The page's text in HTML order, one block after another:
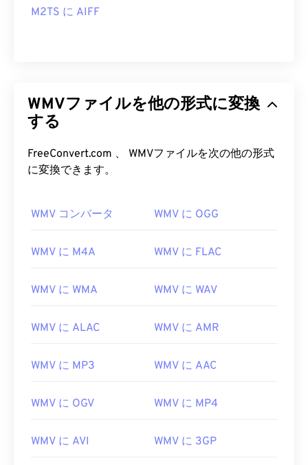
M2TS に AIFF
WMVファイルを他の形式に変換
する
FreeConvert.com 、 WMVファイルを次の他の形式
に変換できます。
WMV コンバータ WMV に OGG
WMV に M4A WMV に FLAC
WMV に WMA WMV に WAV
WMV に ALAC WMV に AMR
WMV に MP3 WMV に AAC
WMV に OGV WMV に MP4
WMV に AVI WMV に 3GP